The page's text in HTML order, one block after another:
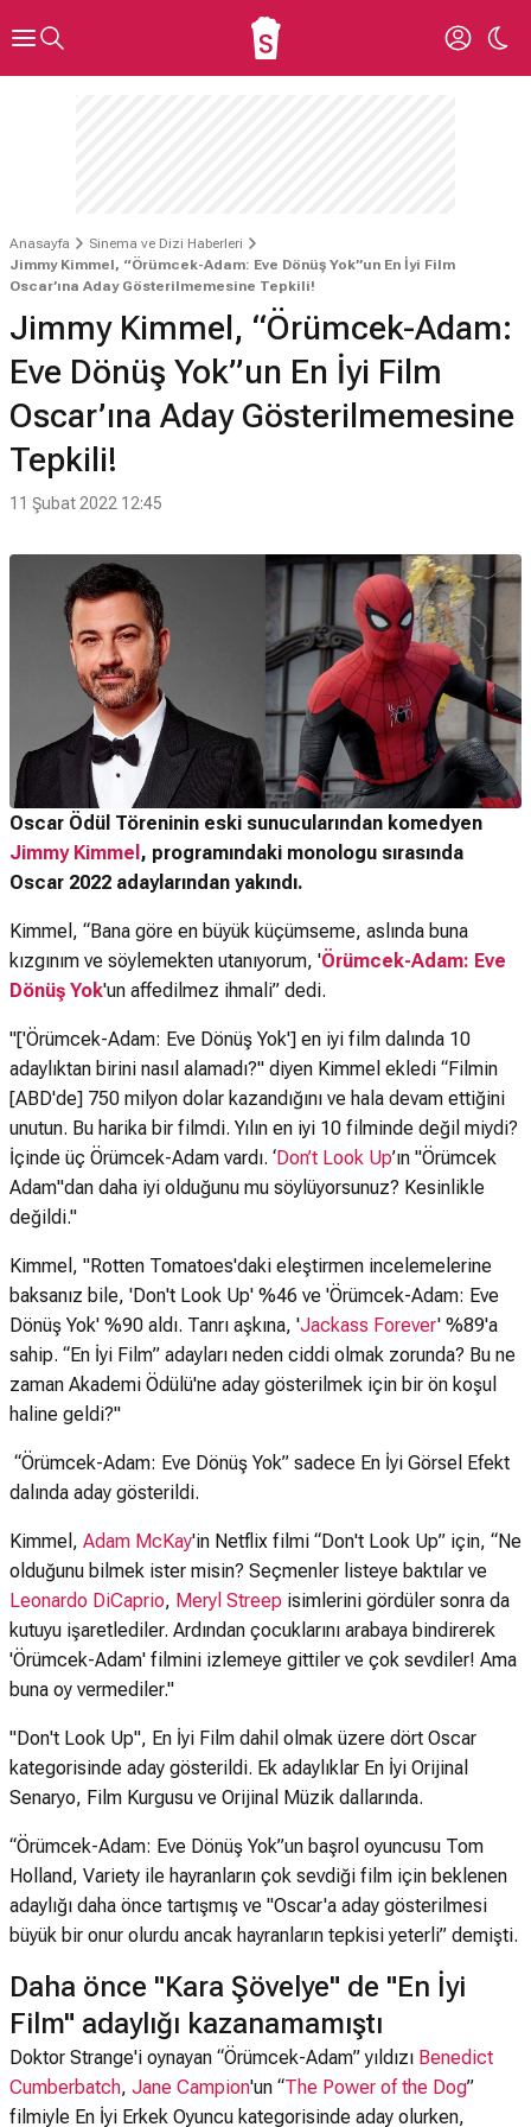
Anasayfa
Sinema ve Dizi Haberleri
Jimmy Kimmel, “Örümcek-Adam: Eve Dönüş Yok”un En İyi Film
Oscar’ına Aday Gösterilmemesine Tepkili!
Jimmy Kimmel, “Örümcek-Adam:
Eve Dönüş Yok”un En İyi Film
Oscar’ına Aday Gösterilmemesine
Tepkili!
11 Şubat 2022 12:45
Oscar Ödül Töreninin eski sunucularından komedyen
Jimmy Kimmel , programındaki monologu sırasında
Oscar 2022 adaylarından yakındı.
Kimmel, “Bana göre en büyük küçümseme, aslında buna
kızgınım ve söylemekten utanıyorum, 'Örümcek-Adam: Eve
Dönüş Yok'un affedilmez ihmali” dedi.
"['Örümcek-Adam: Eve Dönüş Yok'] en iyi film dalında 10
adaylıktan birini nasıl alamadı?" diyen Kimmel ekledi “Filmin
[ABD'de] 750 milyon dolar kazandığını ve hala devam ettiğini
unutun. Bu harika bir filmdi. Yılın en iyi 10 filminde değil miydi?
İçinde üç Örümcek-Adam vardı. ‘Don’t Look Up’ın "Örümcek
Adam"dan daha iyi olduğunu mu söylüyorsunuz? Kesinlikle
değildi."
Kimmel, "Rotten Tomatoes'daki eleştirmen incelemelerine
baksanız bile, 'Don't Look Up' %46 ve 'Örümcek-Adam: Eve
Dönüş Yok' %90 aldı. Tanrı aşkına, 'Jackass Forever' %89'a
sahip. “En İyi Film” adayları neden ciddi olmak zorunda? Bu ne
zaman Akademi Ödülü'ne aday gösterilmek için bir ön koşul
haline geldi?"
“Örümcek-Adam: Eve Dönüş Yok” sadece En İyi Görsel Efekt
dalında aday gösterildi.
Kimmel, Adam McKay'in Netflix filmi “Don't Look Up” için, “Ne
olduğunu bilmek ister misin? Seçmenler listeye baktılar ve
Leonardo DiCaprio, Meryl Streep isimlerini gördüler sonra da
kutuyu işaretlediler. Ardından çocuklarını arabaya bindirerek
'Örümcek-Adam' filmini izlemeye gittiler ve çok sevdiler! Ama
buna oy vermediler."
"Don't Look Up", En İyi Film dahil olmak üzere dört Oscar
kategorisinde aday gösterildi. Ek adaylıklar En İyi Orijinal
Senaryo, Film Kurgusu ve Orijinal Müzik dallarında.
“Örümcek-Adam: Eve Dönüş Yok”un başrol oyuncusu Tom
Holland, Variety ile hayranların çok sevdiği film için beklenen
adaylığı daha önce tartışmış ve "Oscar'a aday gösterilmesi
büyük bir onur olurdu ancak hayranların tepkisi yeterli” demişti.
Daha önce "Kara Şövelye" de "En İyi
Film" adaylığı kazanamamıştı
Doktor Strange'i oynayan “Örümcek-Adam” yıldızı Benedict
Cumberbatch, Jane Campion'un “The Power of the Dog”
filmiyle En İyi Erkek Oyuncu kategorisinde aday olurken,